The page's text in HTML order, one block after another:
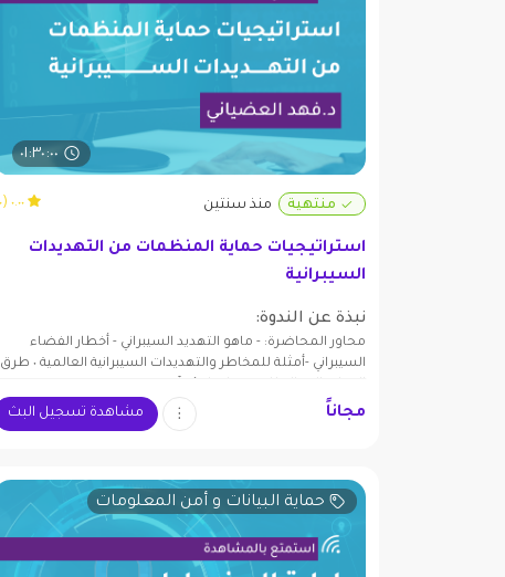
٠١:٣٠:٠٠
منتهية منذ سنتين ٠.٠٠ (٠)
استراتيجيات حماية المنظمات من التهديدات
السيبرانية
نبذة عن الندوة:
محاور المحاضرة: - ماهو التهديد السيبراني - أخطار الفضاء
السيبراني -أمثلة للمخاطر والتهديدات السيبرانية العالمية ٠ طرق
مجاناً مشاهدة تسجيل البث
حماية البيانات و أمن المعلومات